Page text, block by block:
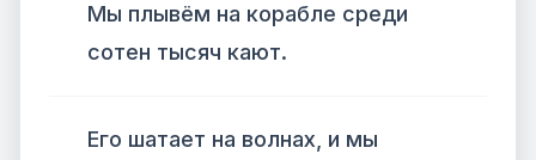
Мы плывём на корабле среди
сотен тысяч кают.
Его шатает на волнах, и мы